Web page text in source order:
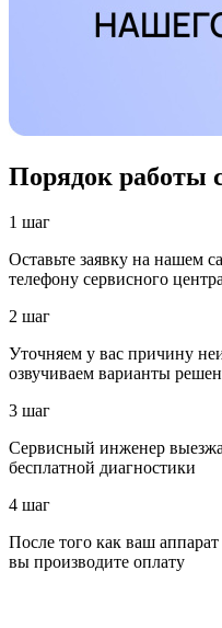
Порядок работы
1 шаг
Оставьте заявку на нашем
телефону сервисного
2 шаг
Уточняем у вас причину
озвучиваем варианты
3 шаг
Сервисный инженер
бесплатной диагностики
4 шаг
После того как ваш
вы производите оплату